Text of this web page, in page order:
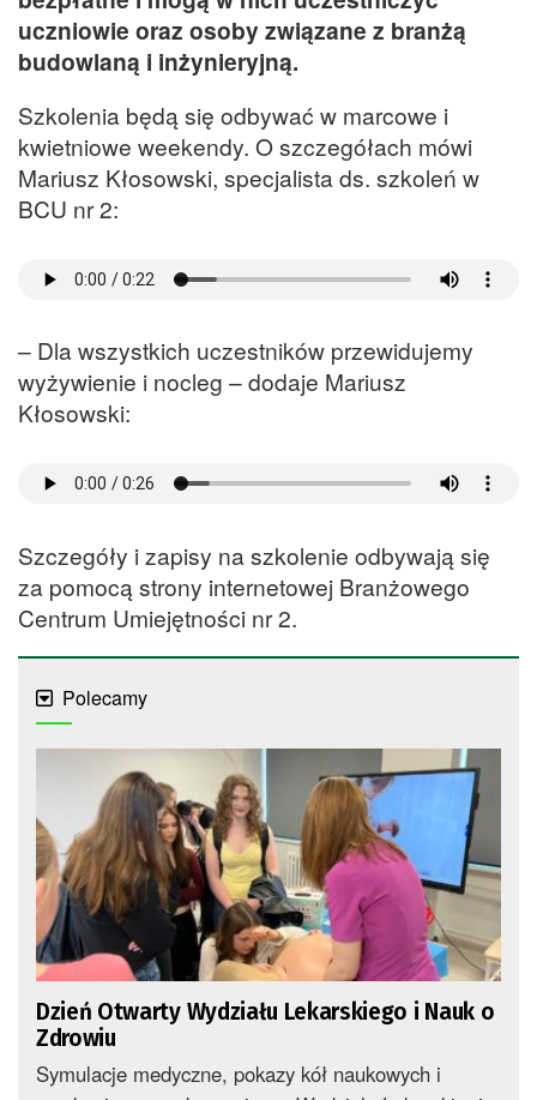
uczniowie oraz osoby związane z branżą
budowlaną i inżynieryjną.
Szkolenia będą się odbywać w marcowe i
kwietniowe weekendy. O szczegółach mówi
Mariusz Kłosowski, specjalista ds. szkoleń w
BCU nr 2:
– Dla wszystkich uczestników przewidujemy
wyżywienie i nocleg – dodaje Mariusz
Kłosowski:
Szczegóły i zapisy na szkolenie odbywają się
za pomocą strony internetowej Branżowego
Centrum Umiejętności nr 2.
Polecamy
Dzień Otwarty Wydziału Lekarskiego i Nauk o
Zdrowiu
Symulacje medyczne, pokazy kół naukowych i